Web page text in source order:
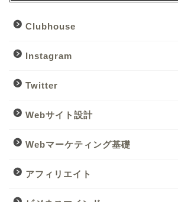
Clubhouse
Instagram
Twitter
Webサイト設計
Webマーケティング基礎
アフィリエイト